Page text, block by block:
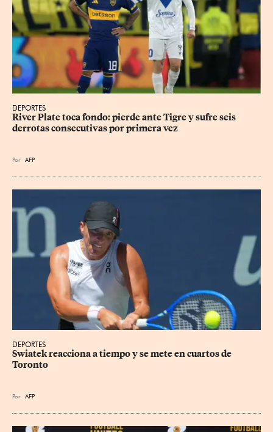
DEPORTES
River Plate toca fondo: pierde ante Tigre y sufre seis
derrotas consecutivas por primera vez
Por AFP
DEPORTES
Swiatek reacciona a tiempo y se mete en cuartos de
Toronto
Por AFP